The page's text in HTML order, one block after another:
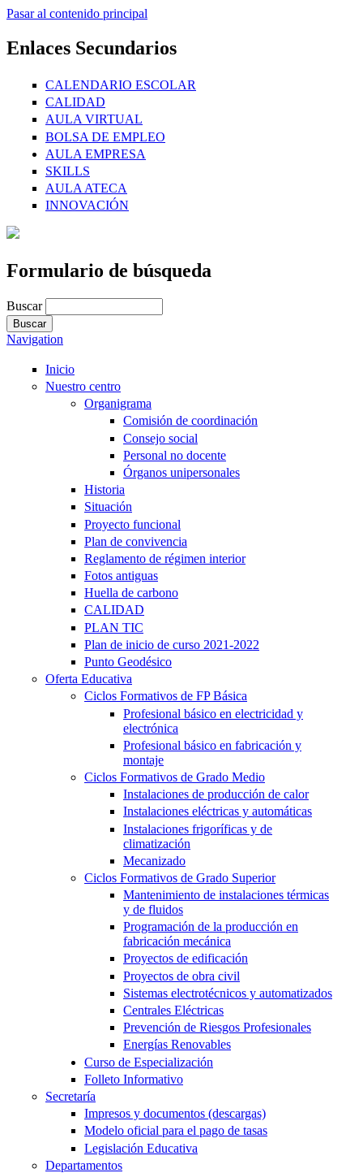
Pasar al contenido principal
Enlaces Secundarios
CALENDARIO ESCOLAR
CALIDAD
AULA VIRTUAL
BOLSA DE EMPLEO
AULA EMPRESA
SKILLS
AULA ATECA
INNOVACIÓN
Formulario de búsqueda
Buscar
Navigation
Inicio
Nuestro centro
Organigrama
Comisión de coordinación
Consejo social
Personal no docente
Órganos unipersonales
Historia
Situación
Proyecto funcional
Plan de convivencia
Reglamento de régimen interior
Fotos antiguas
Huella de carbono
CALIDAD
PLAN TIC
Plan de inicio de curso 2021-2022
Punto Geodésico
Oferta Educativa
Ciclos Formativos de FP Básica
Profesional básico en electricidad y
electrónica
Profesional básico en fabricación y
montaje
Ciclos Formativos de Grado Medio
Instalaciones de producción de calor
Instalaciones eléctricas y automáticas
Instalaciones frigoríficas y de
climatización
Mecanizado
Ciclos Formativos de Grado Superior
Mantenimiento de instalaciones térmicas
y de fluidos
Programación de la producción en
fabricación mecánica
Proyectos de edificación
Proyectos de obra civil
Sistemas electrotécnicos y automatizados
Centrales Eléctricas
Prevención de Riesgos Profesionales
Energías Renovables
Curso de Especialización
Folleto Informativo
Secretaría
Impresos y documentos (descargas)
Modelo oficial para el pago de tasas
Legislación Educativa
Departamentos